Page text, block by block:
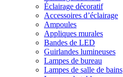
Éclairage décoratif
Accessoires d’éclairage
Ampoules
Appliques murales
Bandes de LED
Guirlandes lumineuses
Lampes de bureau
Lampes de salle de bains